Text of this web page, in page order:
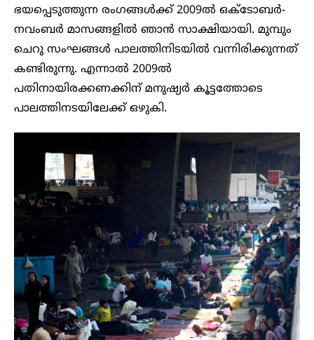
ഭയപ്പെടുത്തുന്ന രംഗങ്ങൾക്ക് 2009ൽ ഒക്ടോബർ-
നവംബർ മാസങ്ങളിൽ ഞാൻ സാക്ഷിയായി. മുമ്പും
ചെറു സംഘങ്ങൾ പാലത്തിനിടയിൽ വന്നിരിക്കുന്നത്
കണ്ടിരുന്നു. എന്നാൽ 2009ൽ
പതിനായിരക്കണക്കിന് മനുഷ്യർ കൂട്ടത്തോടെ
പാലത്തിനടയിലേക്ക് ഒഴുകി.